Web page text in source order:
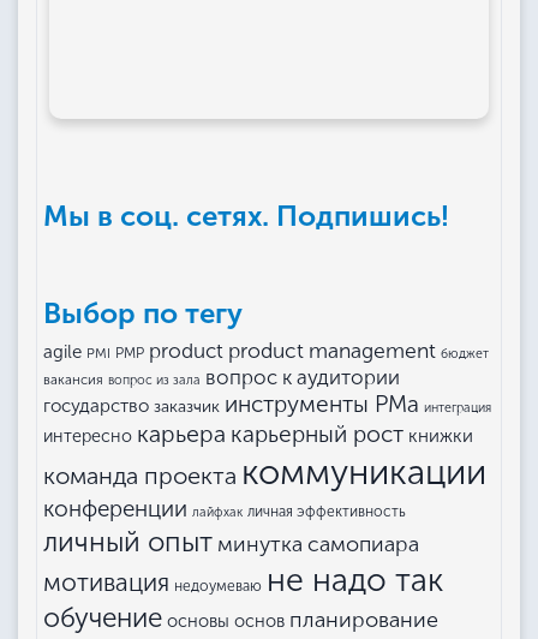
Мы в соц. сетях. Подпишись!
Выбор по тегу
agile PMI PMP product product management бюджет
вакансия вопрос из зала вопрос к аудитории
государство заказчик инструменты РМа интеграция
интересно карьера карьерный рост книжки
команда проекта коммуникации
конференции лайфхак личная эффективность
личный опыт минутка самопиара
мотивация недоумеваю не надо так
обучение основы основ планирование